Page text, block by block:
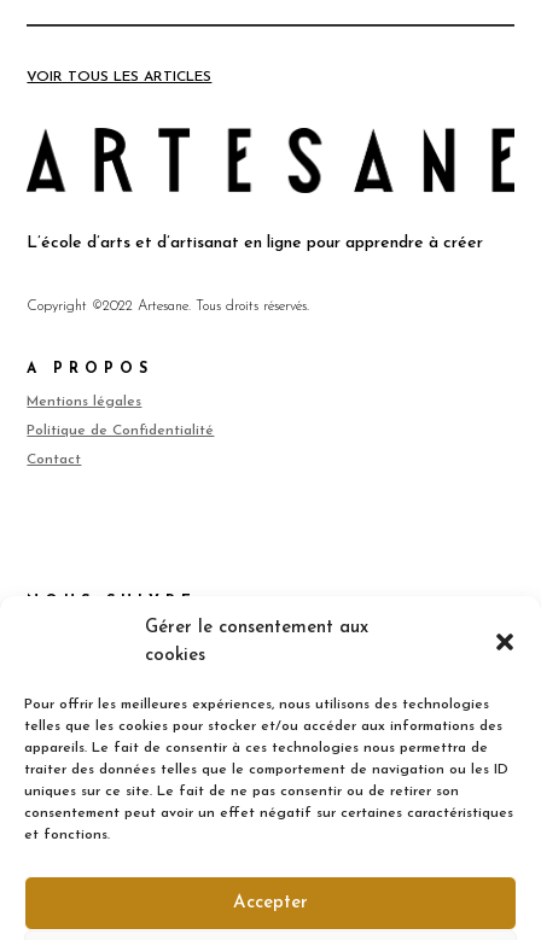
Gérer le consentement aux
cookies
Pour offrir les meilleures expériences, nous utilisons des technologies
telles que les cookies pour stocker et/ou accéder aux informations des
appareils. Le fait de consentir à ces technologies nous permettra de
traiter des données telles que le comportement de navigation ou les ID
uniques sur ce site. Le fait de ne pas consentir ou de retirer son
consentement peut avoir un effet négatif sur certaines caractéristiques
et fonctions.
Accepter
VOIR TOUS LES ARTICLES
L’école d’arts et d’artisanat en ligne pour apprendre à créer
Copyright ©2022 Artesane. Tous droits réservés.
A PROPOS
Mentions légales
Politique de Confidentialité
Contact
S’INSCRIRE
Inscrivez-vous pour être inform(é) des nouveaux articles